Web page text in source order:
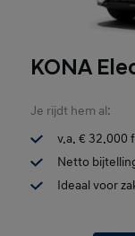
KONA
Je rijdt hem al:
v.a. € 32.000
Netto
Ideaal voor